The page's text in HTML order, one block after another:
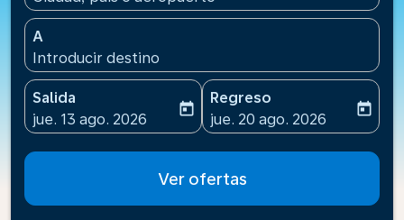
A
Introducir destino
Salida
fc-booking-departure-date-aria-label
jue. 13 ago. 2026
today
Regreso
fc-booking-return-date-
jue. 20 ago. 2026
today
Ver ofertas